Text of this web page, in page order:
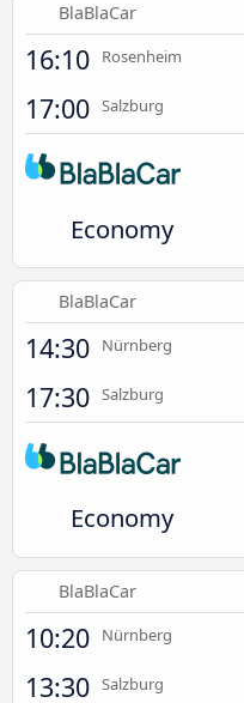
BlaBlaCar
16:10 Rosenheim
17:00 Salzburg
Economy
BlaBlaCar
14:30 Nürnberg
17:30 Salzburg
Economy
BlaBlaCar
10:20 Nürnberg
13:30 Salzburg